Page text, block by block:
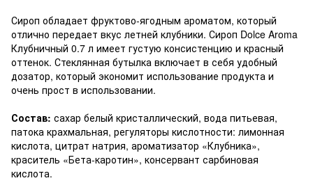
Сироп обладает фруктово-ягодным ароматом, который
отлично передает вкус летней клубники. Сироп Dolce Aroma
Клубничный 0.7 л имеет густую консистенцию и красный
оттенок. Стеклянная бутылка включает в себя удобный
дозатор, который экономит использование продукта и
очень прост в использовании.
Состав: сахар белый кристаллический, вода питьевая,
патока крахмальная, регуляторы кислотности: лимонная
кислота, цитрат натрия, ароматизатор «Клубника»,
краситель «Бета-каротин», консервант сарбиновая
кислота.